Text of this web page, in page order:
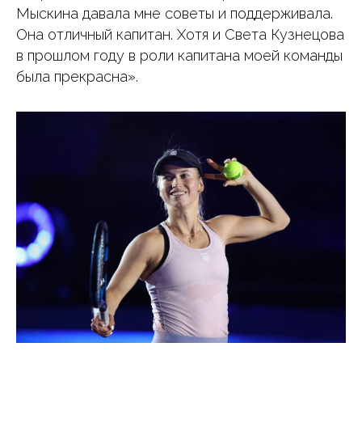
Мыскина давала мне советы и поддерживала.
Она отличный капитан. Хотя и Света Кузнецова
в прошлом году в роли капитана моей команды
была прекрасна».